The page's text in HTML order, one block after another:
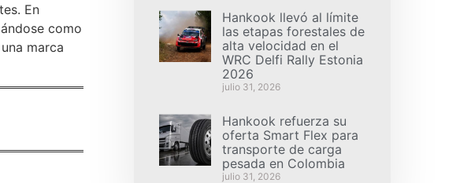
En
como
marca
Hankook llevó al límite
las etapas forestales de
alta velocidad en el
WRC Delfi Rally Estonia
2026
julio 31, 2026
Hankook refuerza su
oferta Smart Flex para
transporte de carga
pesada en Colombia
julio 31, 2026